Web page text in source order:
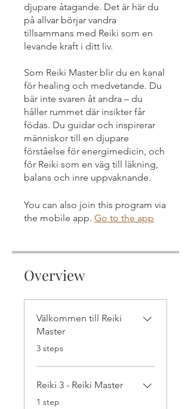
djupare åtagande. Det är här du
på allvar börjar vandra
tillsammans med Reiki som en
levande kraft i ditt liv.
Som Reiki Master blir du en kanal
för healing och medvetande. Du
bär inte svaren åt andra – du
håller rummet där insikter får
födas. Du guidar och inspirerar
människor till en djupare
förståelse för energimedicin, och
för Reiki som en väg till läkning,
balans och inre uppvaknande.
You can also join this program via
the mobile app. Go to the app
Overview
Välkommen till Reiki
Master
.
3 steps
Reiki 3 - Reiki Master
.1 step